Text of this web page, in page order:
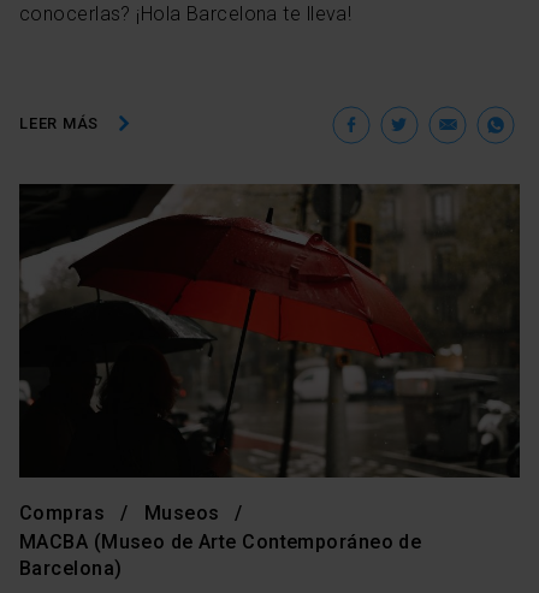
conocerlas? ¡Hola Barcelona te lleva!
LEER MÁS Facebook
Twitter
Compras
Museos
MACBA (Museo de Arte Contemporáneo de
Barcelona)